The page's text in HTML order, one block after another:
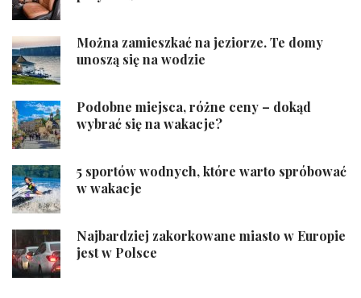
Można zamieszkać na jeziorze. Te domy
unoszą się na wodzie
Podobne miejsca, różne ceny – dokąd
wybrać się na wakacje?
5 sportów wodnych, które warto spróbować
w wakacje
Najbardziej zakorkowane miasto w Europie
jest w Polsce